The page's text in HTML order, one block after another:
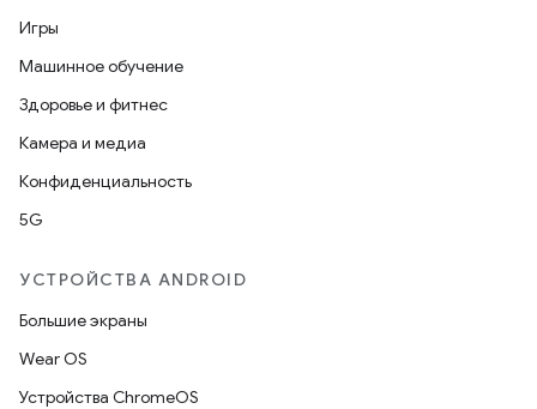
Игры
Машинное обучение
Здоровье и фитнес
Камера и медиа
Конфиденциальность
5G
УСТРОЙСТВА ANDROID
Большие экраны
Wear OS
Устройства ChromeOS